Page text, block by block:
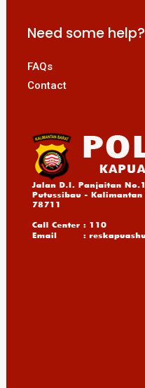
Need some help?
FAQs
Contact